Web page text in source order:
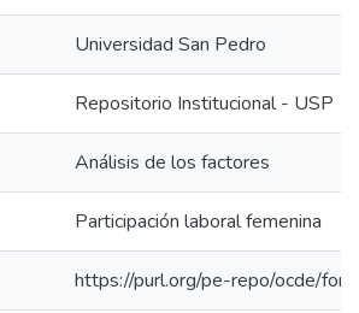
Universidad San Pedro
Repositorio Institucional - USP
Análisis de los factores
Participación laboral femenina
https://purl.org/pe-repo/ocde/